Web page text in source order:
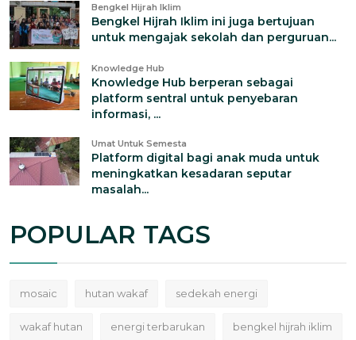
Bengkel Hijrah Iklim
Bengkel Hijrah Iklim ini juga bertujuan
untuk mengajak sekolah dan perguruan...
Knowledge Hub
Knowledge Hub berperan sebagai
platform sentral untuk penyebaran
informasi, ...
Umat Untuk Semesta
Platform digital bagi anak muda untuk
meningkatkan kesadaran seputar
masalah...
POPULAR TAGS
mosaic hutan wakaf sedekah energi
wakaf hutan energi terbarukan bengkel hijrah iklim